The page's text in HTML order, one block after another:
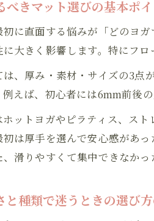
自
滑
べきマット選びの基本ポ
初に直面する悩みが「どのヨ
大きく影響します。特にフ
、厚み・素材・サイズの3点
えば、初心者には6mm前後
ホットヨガやピラティス、ス
は厚手を選んで安心感があ
滑りやすくて集中できなかっ
と種類で迷うときの選び